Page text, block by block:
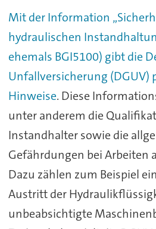
Mit der Information
hydraulischen
ehemals BGI5100) gibt die
Unfallversicherung (DGUV)
Hinweise. Diese
unter anderem die
Instandhalter sowie die
Gefährdungen bei Arbeiten
Dazu zählen zum Beispiel
Austritt der
unbeabsichtigte